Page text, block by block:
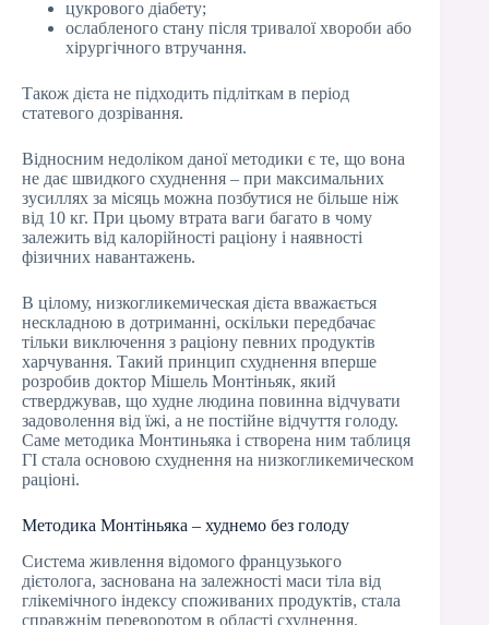
цукрового діабету;
ослабленого стану після тривалої хвороби або
хірургічного втручання.
Також дієта не підходить підліткам в період
статевого дозрівання.
Відносним недоліком даної методики є те, що вона
не дає швидкого схуднення – при максимальних
зусиллях за місяць можна позбутися не більше ніж
від 10 кг. При цьому втрата ваги багато в чому
залежить від калорійності раціону і наявності
фізичних навантажень.
В цілому, низкогликемическая дієта вважається
нескладною в дотриманні, оскільки передбачає
тільки виключення з раціону певних продуктів
харчування. Такий принцип схуднення вперше
розробив доктор Мішель Монтіньяк, який
стверджував, що худне людина повинна відчувати
задоволення від їжі, а не постійне відчуття голоду.
Саме методика Монтиньяка і створена ним таблиця
ГІ стала основою схуднення на низкогликемическом
раціоні.
Методика Монтіньяка – худнемо без голоду
Система живлення відомого французького
дієтолога, заснована на залежності маси тіла від
глікемічного індексу споживаних продуктів, стала
справжнім переворотом в області схуднення.